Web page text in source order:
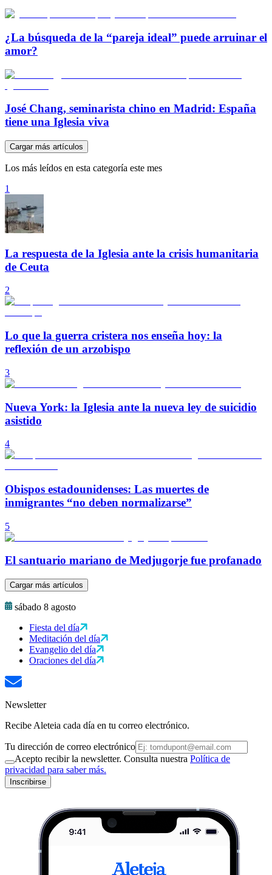
¿La búsqueda de la “pareja ideal” puede arruinar el
amor?
José Chang, seminarista chino en Madrid: España
tiene una Iglesia viva
Cargar más artículos
Los más leídos en esta categoría este mes
1
La respuesta de la Iglesia ante la crisis humanitaria
de Ceuta
2
Lo que la guerra cristera nos enseña hoy: la
reflexión de un arzobispo
3
Nueva York: la Iglesia ante la nueva ley de suicidio
asistido
4
Obispos estadounidenses: Las muertes de
inmigrantes “no deben normalizarse”
5
El santuario mariano de Medjugorje fue profanado
Cargar más artículos
sábado 8 agosto
Fiesta del día
Meditación del día
Evangelio del día
Oraciones del día
Newsletter
Recibe Aleteia cada día en tu correo electrónico.
Tu dirección de correo electrónico
Acepto recibir la newsletter. Consulta nuestra Política de
privacidad para saber más.
Inscribirse